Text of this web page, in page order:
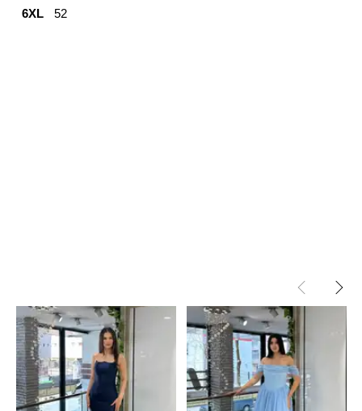
6XL
52